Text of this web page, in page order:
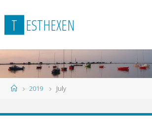
to
content
T ESTHEXEN
Home2019 July